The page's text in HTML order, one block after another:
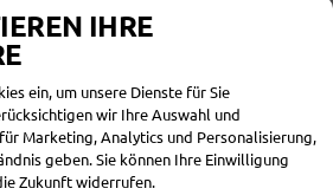
(PreCrash)
sowie Knieairbag auf der
und Vorhangairbags vorne
vorhanden
und Radfahrerschutz
IHRE
ein, um unsere Dienste für Sie
wir Ihre Auswahl und
Marketing, Analytics und Personalisierung,
geben. Sie können Ihre Einwilligung
Zukunft widerrufen.